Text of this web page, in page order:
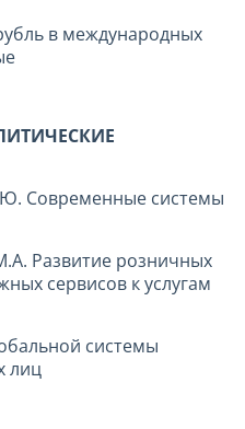
в международных
Современные системы
Развитие розничных
сервисов к услугам
системы
лиц